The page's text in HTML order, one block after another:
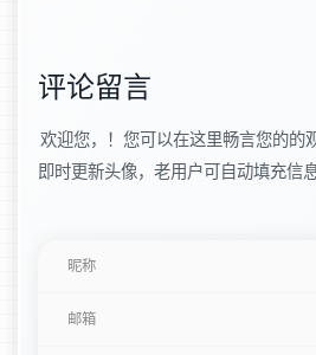
评论留言
欢迎您，！您可以在这里畅言您的的
即时更新头像，老用户可自动填充信息